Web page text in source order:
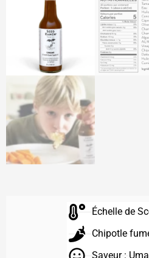
Échelle de
Chipotle
Saveur :